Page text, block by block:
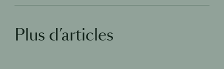
Plus d’articles